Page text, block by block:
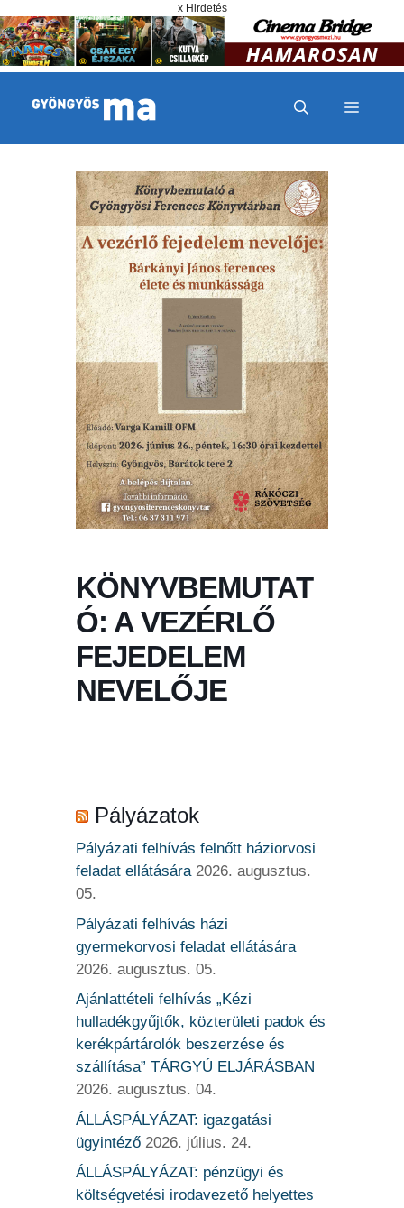
x Hirdetés
MENÜ
KÖNYVBEMUTAT
Ó: A VEZÉRLŐ
FEJEDELEM
NEVELŐJE
Pályázatok
Pályázati felhívás felnőtt háziorvosi
feladat ellátására 2026. augusztus.
05.
Pályázati felhívás házi
gyermekorvosi feladat ellátására
2026. augusztus. 05.
Ajánlattételi felhívás „Kézi
hulladékgyűjtők, közterületi padok és
kerékpártárolók beszerzése és
szállítása” TÁRGYÚ ELJÁRÁSBAN
2026. augusztus. 04.
ÁLLÁSPÁLYÁZAT: igazgatási
ügyintéző 2026. július. 24.
ÁLLÁSPÁLYÁZAT: pénzügyi és
költségvetési irodavezető helyettes